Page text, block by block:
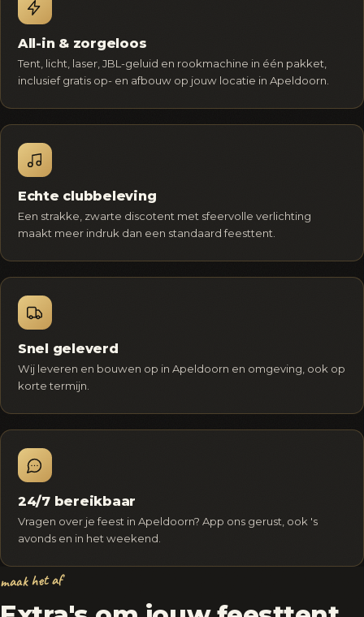
All-in & zorgeloos
Tent, licht, laser, JBL-geluid en rookmachine in één pakket,
inclusief gratis op- en afbouw op jouw locatie in Apeldoorn.
Echte clubbeleving
Een strakke, zwarte discotent met sfeervolle verlichting
maakt meer indruk dan een standaard feesttent.
Snel geleverd
Wij leveren en bouwen op in Apeldoorn en omgeving, ook op
korte termijn.
24/7 bereikbaar
Vragen over je feest in Apeldoorn? App ons gerust, ook 's
avonds en in het weekend.
maak het af